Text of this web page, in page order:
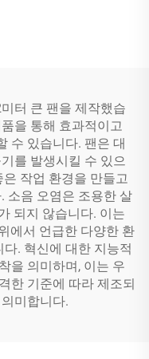
터 큰 팬을 제작했습
을 통해 효과적이고
수 있습니다. 팬은 대
를 발생시킬 수 있으
작업 환경을 만들고
소음 오염은 조용한 살
되지 않습니다. 이는
에서 언급한 다양한 환
. 혁신에 대한 지능적
을 의미하며, 이는 우
한 기준에 따라 제조되
미합니다.